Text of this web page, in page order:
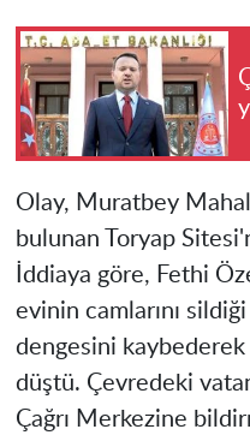
Olay, Muratbey
bulunan Toryap
İddiaya göre, Fethi
evinin camlarını
dengesini
düştü. Çevredeki
Çağrı Merkezine